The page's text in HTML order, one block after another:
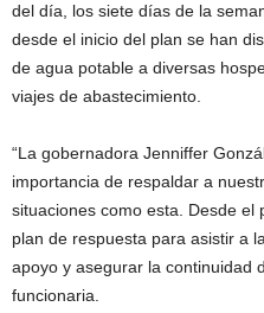
del día, los siete días de la
desde el inicio del plan se han
de agua potable a diversas
viajes de abastecimiento.
“La gobernadora Jenniffer
importancia de respaldar a
situaciones como esta. Desde el
plan de respuesta para asistir a
apoyo y asegurar la continuidad
funcionaria.